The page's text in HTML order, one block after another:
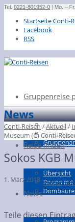
Tel. 0221-801952-0 | Mo. –
Startseite Conti-
Facebook
RSS
Gruppenreise
Übersicht
Erfahren
Reise finden
Übersicht
Reisen
News
News
Conti-Reisen /Aktuell/
Museum (C) Conti-
Sokos KGB
1. März 2018 Conti-
Teile diesen